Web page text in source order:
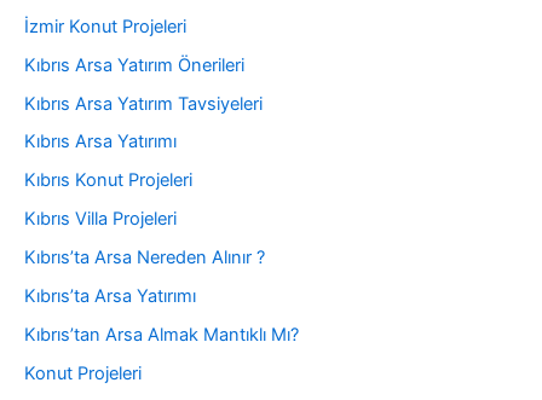
İzmir Konut Projeleri
Kıbrıs Arsa Yatırım Önerileri
Kıbrıs Arsa Yatırım Tavsiyeleri
Kıbrıs Arsa Yatırımı
Kıbrıs Konut Projeleri
Kıbrıs Villa Projeleri
Kıbrıs’ta Arsa Nereden Alınır ?
Kıbrıs’ta Arsa Yatırımı
Kıbrıs’tan Arsa Almak Mantıklı Mı?
Konut Projeleri